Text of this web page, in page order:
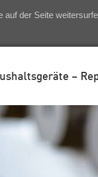
der Seite
–